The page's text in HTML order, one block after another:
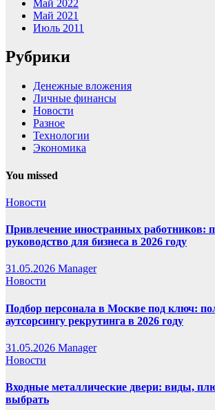
Май 2022
Май 2021
Июль 2011
Рубрики
Денежные вложения
Личные финансы
Новости
Разное
Технологии
Экономика
You missed
Новости
Привлечение иностранных работников:
руководство для бизнеса в 2026 году
31.05.2026 Manager
Новости
Подбор персонала в Москве под ключ:
аутсорсингу рекрутинга в 2026 году
31.05.2026 Manager
Новости
Входные металлические двери: виды,
выбрать